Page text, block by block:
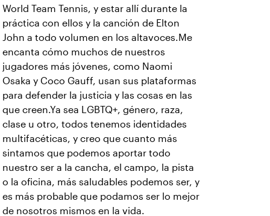
World Team Tennis, y estar allí durante la
práctica con ellos y la canción de Elton
John a todo volumen en los altavoces.Me
encanta cómo muchos de nuestros
jugadores más jóvenes, como Naomi
Osaka y Coco Gauff, usan sus plataformas
para defender la justicia y las cosas en las
que creen.Ya sea LGBTQ+, género, raza,
clase u otro, todos tenemos identidades
multifacéticas, y creo que cuanto más
sintamos que podemos aportar todo
nuestro ser a la cancha, el campo, la pista
o la oficina, más saludables podemos ser, y
es más probable que podamos ser lo mejor
de nosotros mismos en la vida.